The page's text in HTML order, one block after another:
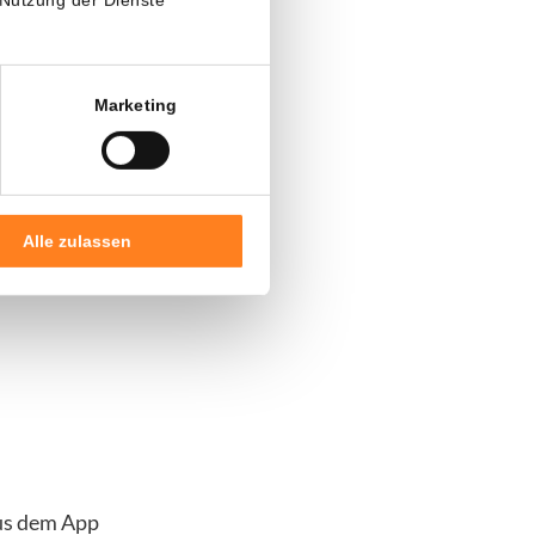
Marketing
Alle zulassen
dem App